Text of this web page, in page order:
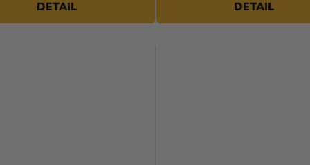
hviezdičiek.
DETAIL DETAIL